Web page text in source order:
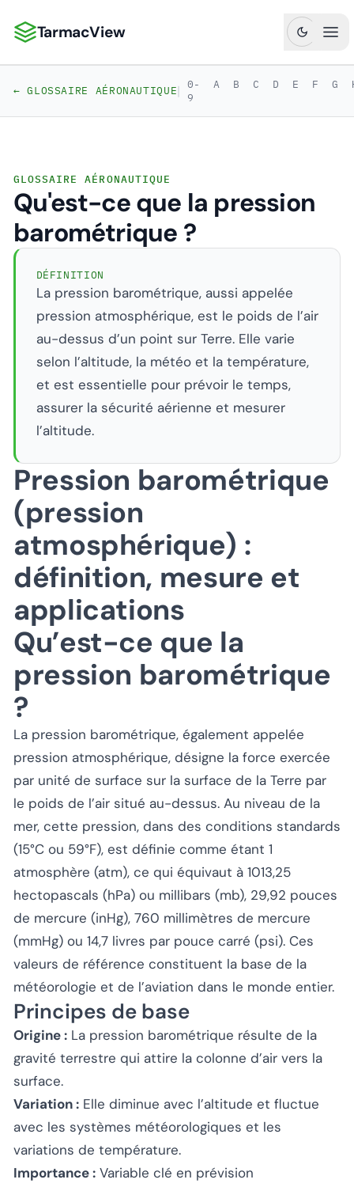
TarmacView : Analyses aéronautiques de précision
TarmacView
← GLOSSAIRE AÉRONAUTIQUE| 0-
9
A B C D E F G
GLOSSAIRE AÉRONAUTIQUE
Qu'est-ce que la pression
barométrique ?
DÉFINITION
La pression barométrique, aussi appelée
pression atmosphérique, est le poids de l’air
au-dessus d’un point sur Terre. Elle varie
selon l’altitude, la météo et la température,
et est essentielle pour prévoir le temps,
assurer la sécurité aérienne et mesurer
l’altitude.
Pression barométrique
(pression
atmosphérique) :
définition, mesure et
applications
Qu’est-ce que la
pression barométrique
?
La pression barométrique, également appelée
pression atmosphérique, désigne la force exercée
par unité de surface sur la surface de la Terre par
le poids de l’air situé au-dessus. Au niveau de la
mer, cette pression, dans des conditions standards
(15°C ou 59°F), est définie comme étant 1
atmosphère (atm), ce qui équivaut à 1013,25
hectopascals (hPa) ou millibars (mb), 29,92 pouces
de mercure (inHg), 760 millimètres de mercure
(mmHg) ou 14,7 livres par pouce carré (psi). Ces
valeurs de référence constituent la base de la
météorologie et de l’aviation dans le monde entier.
Principes de base
Origine : La pression barométrique résulte de la
gravité terrestre qui attire la colonne d’air vers la
surface.
Variation : Elle diminue avec l’altitude et fluctue
avec les systèmes météorologiques et les
variations de température.
Importance : Variable clé en prévision